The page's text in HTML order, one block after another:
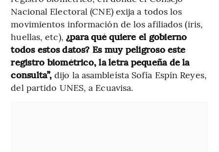
Nacional Electoral (CNE) exija a todos los
movimientos información de los afiliados (iris,
huellas, etc), ¿para qué quiere el gobierno
todos estos datos? Es muy peligroso este
registro biométrico, la letra pequeña de la
consulta”,dijo la asambleísta Sofía Espín Reyes,
del partido UNES, a Ecuavisa.